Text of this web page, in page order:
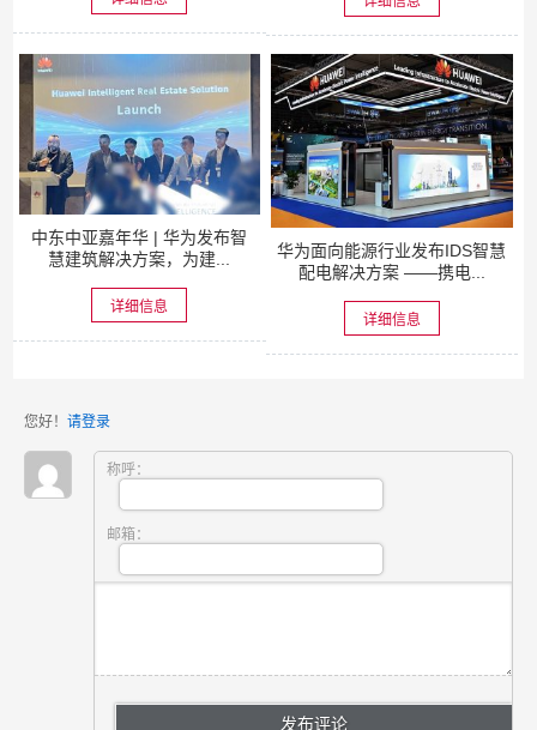
中东中亚嘉年华 | 华为发布智
慧建筑解决方案，为建...
详细信息
华为面向能源行业发布IDS智慧
配电解决方案 ——携电...
详细信息
您好！ 请登录
称呼：
邮箱：